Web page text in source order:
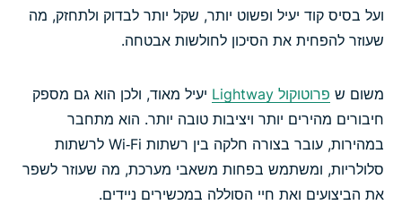
ועל בסיס קוד יעיל ופשוט יותר, שקל יותר לבדוק ולתחזק, מה
שעוזר להפחית את הסיכון לחולשות אבטחה.
משום ש פרוטוקול Lightway
יעיל מאוד, ולכן הוא גם מספק
חיבורים מהירים יותר ויציבות טובה יותר. הוא מתחבר
במהירות, עובר בצורה חלקה בין רשתות Wi‑Fi לרשתות
סלולריות, ומשתמש בפחות משאבי מערכת, מה שעוזר לשפר
את הביצועים ואת חיי הסוללה במכשירים ניידים.